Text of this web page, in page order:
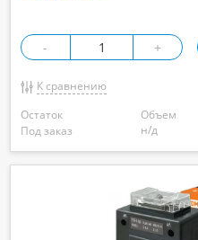
- +
К сравнению
Остаток
Под заказ
Объем
н/д